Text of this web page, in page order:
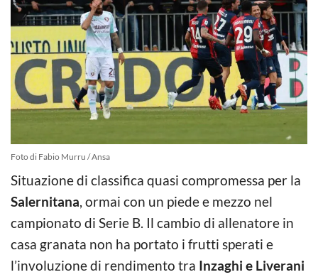
Foto di Fabio Murru / Ansa
Situazione di classifica quasi compromessa per la
Salernitana, ormai con un piede e mezzo nel
campionato di Serie B. Il cambio di allenatore in
casa granata non ha portato i frutti sperati e
l’involuzione di rendimento tra Inzaghi e Liverani